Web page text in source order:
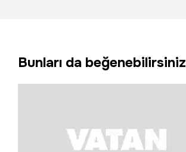
Bunları da beğenebilirsiniz